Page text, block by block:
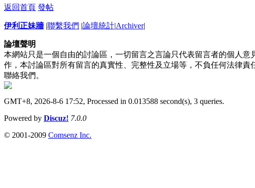
返回首頁 發帖
伊利正妹牆 |聯繫我們 |論壇統計|Archiver|
論壇聲明
本網站只是一個自由的討論區，一切留言之言論只代表留言者的個人
作，本討論區對所有留言的真實性、完整性及立場等，不負任何法律
聯絡我們。
GMT+8, 2026-8-6 17:52, Processed in 0.013588 second(s), 3 queries.
Powered by Discuz! 7.0.0
© 2001-2009 Comsenz Inc.